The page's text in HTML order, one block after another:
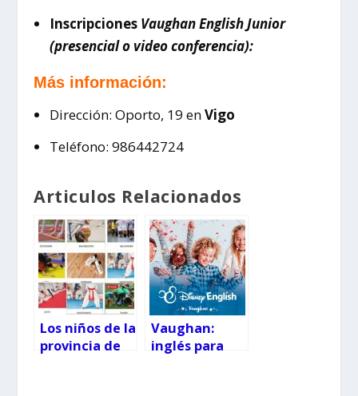
Inscripciones Vaughan English Junior
(presencial o video conferencia):
Más información:
Dirección: Oporto, 19 enVigo
Teléfono: 986442724
Articulos Relacionados
Los niños de la
provincia de
Vaughan:
inglés para